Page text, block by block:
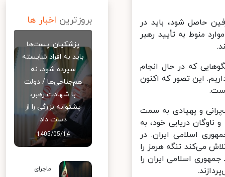
حاصل شود، باید در
منوط به تأیید رهبر
که در حال انجام
این تصور که اکنون
و پهپادی به سمت
دریایی خود، به
اسلامی ایران. در
می‌کند تنگه هرمز را
اسلامی ایران را
بروزترین اخبار ها
پزشکیان: پست‌ها
باید به افراد شایسته
سپرده شود، نه
هم‌جناحی‌ها / دولت
با شهادت رهبر،
پشتوانه بزرگی را از
دست داد
1405/05/14
ماجرای